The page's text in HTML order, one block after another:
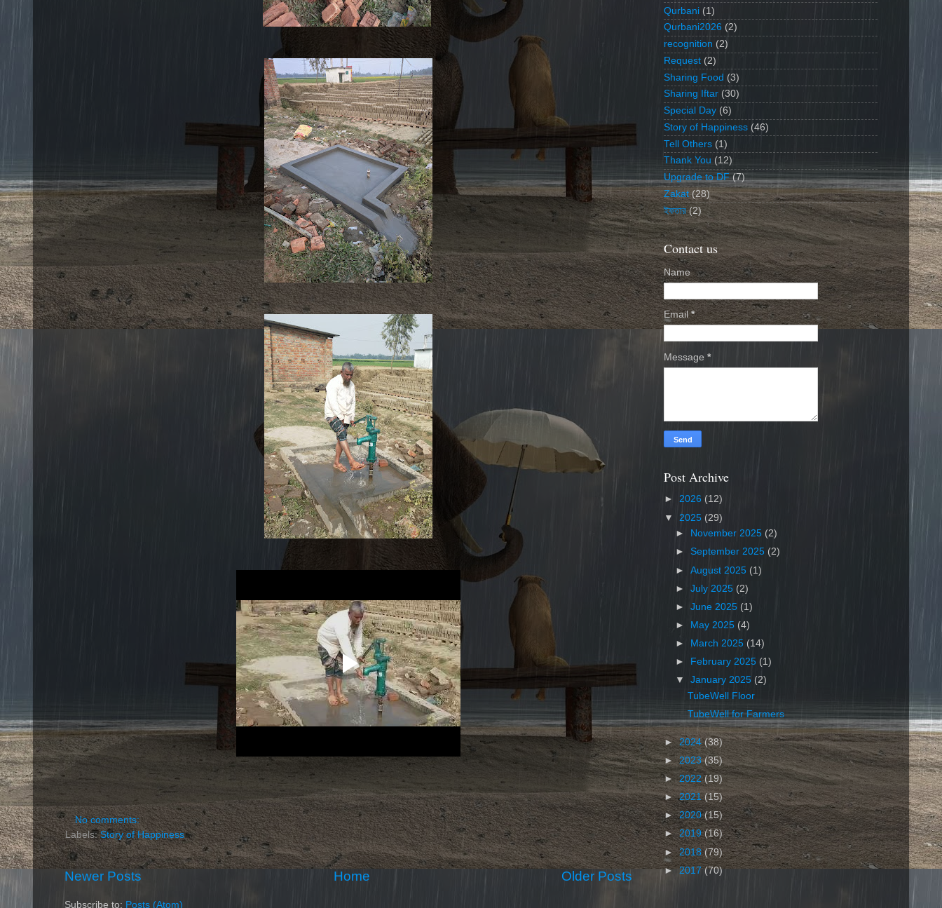
No comments:
Labels:Story of Happiness
Newer Posts Older Posts
Home
Subscribe to: Posts (Atom)
Qurbani (1)
Qurbani2026 (2)
recognition (2)
Request (2)
Sharing Food (3)
Sharing Iftar (30)
Special Day (6)
Story of Happiness (46)
Tell Others (1)
Thank You (12)
Upgrade to DF (7)
Zakat (28)
ইফতার (2)
Contact us
Name
Email*
Message *
Post Archive
► 2026 (12)
▼ 2025 (29)
►
November 2025 (2)
► September 2025 (2)
►August 2025 (1)
►July 2025 (2)
►June 2025 (1)
►
May 2025 (4)
►
March 2025 (14)
►
February 2025 (1)
▼January 2025 (2)
TubeWell Floor
TubeWell for Farmers
► 2024(38)
►2023(35)
►2022(19)
►2021(15)
►2020(15)
►2019(16)
►2018(79)
►2017(70)